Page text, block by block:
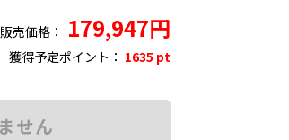
販売価格： 179,947円
獲得予定ポイント： 1635 pt